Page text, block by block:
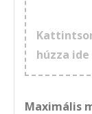
húzza ide
Maximális